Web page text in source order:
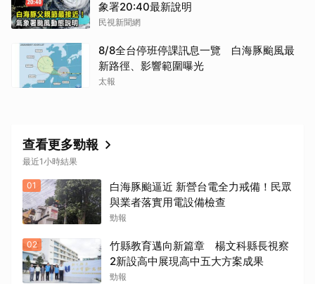
象署20:40最新說明
民視新聞網
8/8全台停班停課訊息一覽 白海豚颱風最
新路徑、影響範圍曝光
太報
查看更多勁報
最近1小時結果
01
白海豚颱逼近 新營台電全力戒備！民眾
與業者落實用電設備檢查
勁報
02
竹縣教育邁向新篇章 楊文科縣長視察
2新設高中展現高中五大方案成果
勁報